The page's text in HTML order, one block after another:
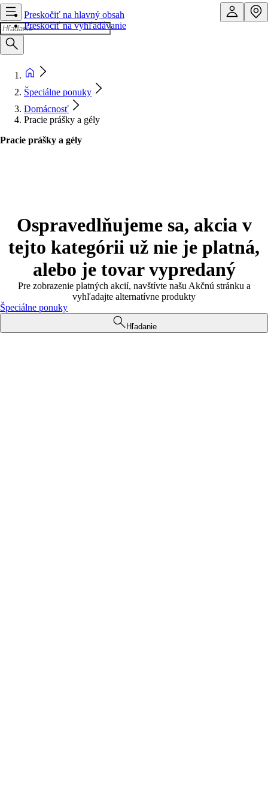
Preskočiť na hlavný obsah
Preskočiť na vyhľadávanie
Špeciálne ponuky
Domácnosť
Pracie prášky a gély
Pracie prášky a gély
Ospravedlňujeme sa, akcia v
tejto kategórii už nie je platná,
alebo je tovar vypredaný
Pre zobrazenie platných akcií, navštívte našu Akčnú stránku a
vyhľadajte alternatívne produkty
Špeciálne ponuky
Hľadanie